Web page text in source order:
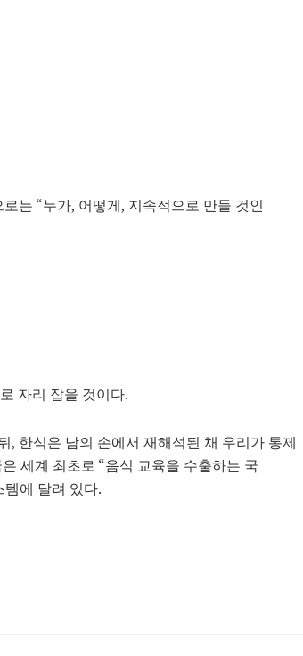
는 “누가, 어떻게, 지속적으로 만들 것인
자리 잡을 것이다.
, 한식은 남의 손에서 재해석된 채 우리가 통제
세계 최초로 “음식 교육을 수출하는 국
템에 달려 있다.